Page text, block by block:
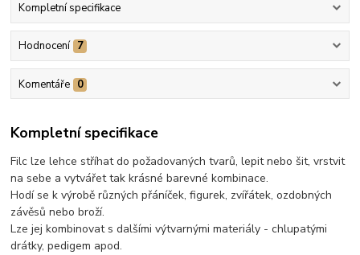
Kompletní specifikace
Hodnocení 7
Komentáře 0
Kompletní specifikace
Filc lze lehce stříhat do požadovaných tvarů, lepit nebo šit, vrstvit
na sebe a vytvářet tak krásné barevné kombinace.
Hodí se k výrobě různých přáníček, figurek, zvířátek, ozdobných
závěsů nebo broží.
Lze jej kombinovat s dalšími výtvarnými materiály - chlupatými
drátky, pedigem apod.